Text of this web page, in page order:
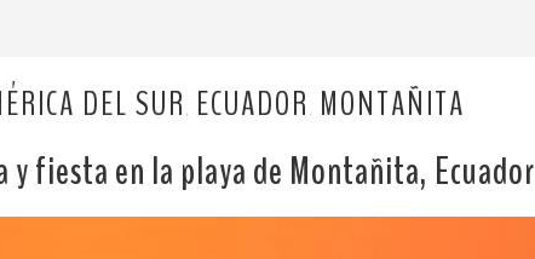
DEL SUR ECUADOR MONTAÑITA
y fiesta en la playa de Montañita, Ecuador